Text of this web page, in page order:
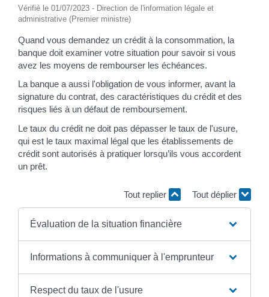
Vérifié le 01/07/2023 - Direction de l'information légale et
administrative (Premier ministre)
Quand vous demandez un crédit à la consommation, la
banque doit examiner votre situation pour savoir si vous
avez les moyens de rembourser les échéances.
La banque a aussi l'obligation de vous informer, avant la
signature du contrat, des caractéristiques du crédit et des
risques liés à un défaut de remboursement.
Le taux du crédit ne doit pas dépasser le taux de l'usure,
qui est le taux maximal légal que les établissements de
crédit sont autorisés à pratiquer lorsqu’ils vous accordent
un prêt.
Tout replier Tout déplier
Évaluation de la situation financière
Informations à communiquer à l'emprunteur
Respect du taux de l'usure